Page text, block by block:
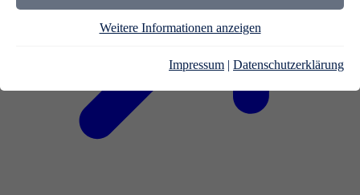
Weitere Informationen anzeigen
Impressum | Datenschutzerklärung